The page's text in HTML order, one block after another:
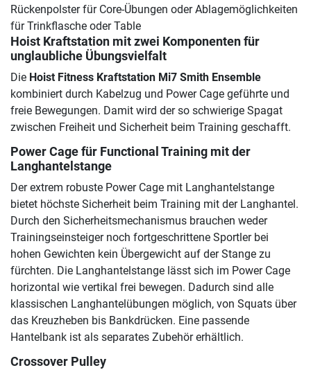
Rückenpolster für Core-Übungen oder Ablagemöglichkeiten
für Trinkflasche oder Table
Hoist Kraftstation mit zwei Komponenten für
unglaubliche Übungsvielfalt
Die Hoist Fitness Kraftstation Mi7 Smith Ensemble
kombiniert durch Kabelzug und Power Cage geführte und
freie Bewegungen. Damit wird der so schwierige Spagat
zwischen Freiheit und Sicherheit beim Training geschafft.
Power Cage für Functional Training mit der
Langhantelstange
Der extrem robuste Power Cage mit Langhantelstange
bietet höchste Sicherheit beim Training mit der Langhantel.
Durch den Sicherheitsmechanismus brauchen weder
Trainingseinsteiger noch fortgeschrittene Sportler bei
hohen Gewichten kein Übergewicht auf der Stange zu
fürchten. Die Langhantelstange lässt sich im Power Cage
horizontal wie vertikal frei bewegen. Dadurch sind alle
klassischen Langhantelübungen möglich, von Squats über
das Kreuzheben bis Bankdrücken. Eine passende
Hantelbank ist als separates Zubehör erhältlich.
Crossover Pulley